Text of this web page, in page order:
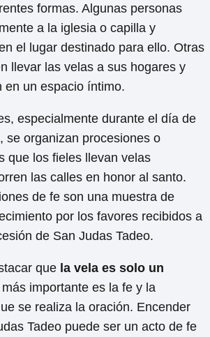
formas. Algunas personas
a la iglesia o capilla y
el lugar destinado para ello. Otras
llevar las velas a sus hogares y
en un espacio íntimo.
especialmente durante el día de
se organizan procesiones o
que los fieles llevan velas
las calles en honor al santo.
de fe son una muestra de
por los favores recibidos a
de San Judas Tadeo.
que la vela es solo un
importante es la fe y la
se realiza la oración. Encender
Tadeo puede ser un acto de fe